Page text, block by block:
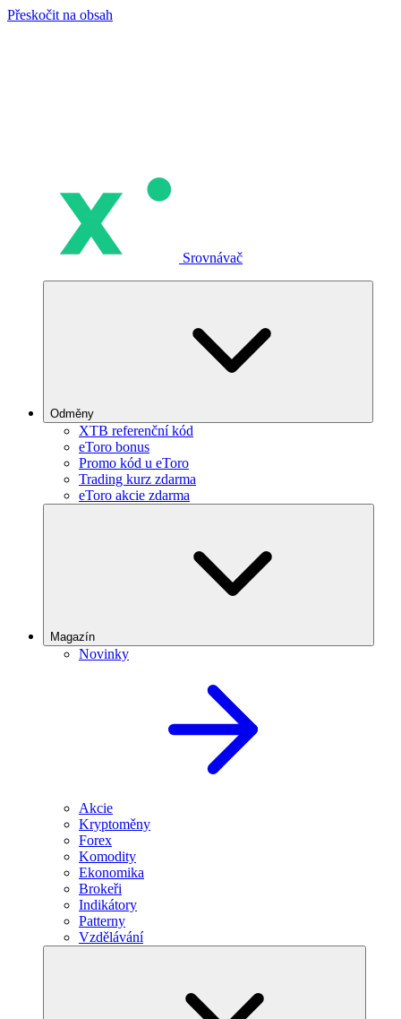
Přeskočit na obsah
Srovnávač
Odměny
XTB referenční kód
eToro bonus
Promo kód u eToro
Trading kurz zdarma
eToro akcie zdarma
Magazín
Novinky
Akcie
Kryptoměny
Forex
Komodity
Ekonomika
Brokeři
Indikátory
Patterny
Vzdělávání